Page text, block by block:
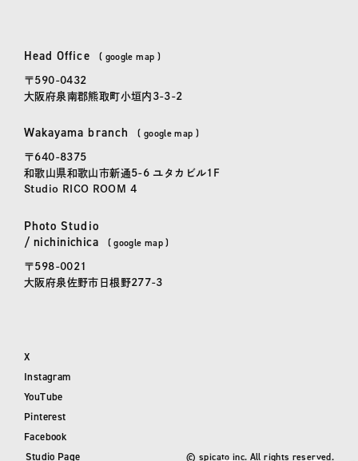
本社
Head Office ( google map )
〒590-0432
大阪府泉南郡熊取町小垣内3-3-2
和歌山事務所
Wakayama branch ( google map )
〒640-8375
和歌山県和歌山市新通5-6 ユタカビル1F
Studio RICO ROOM 4
かしこまらない写真館「
Photo Studio
/ nichinichica (google map)
〒598-0021
大阪府泉佐野市日根野277-3
X
Instagram
YouTube
Pinterest
Facebook
Studio Page ©spicato inc. All rights reserved.